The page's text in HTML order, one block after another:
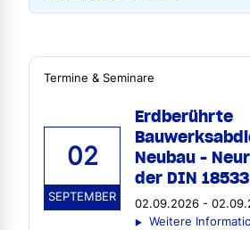
Termine & Seminare
02
SEPTEMBER
Erdberührte
Neubau -
der DIN 18533
02.09.2026 -
Weitere